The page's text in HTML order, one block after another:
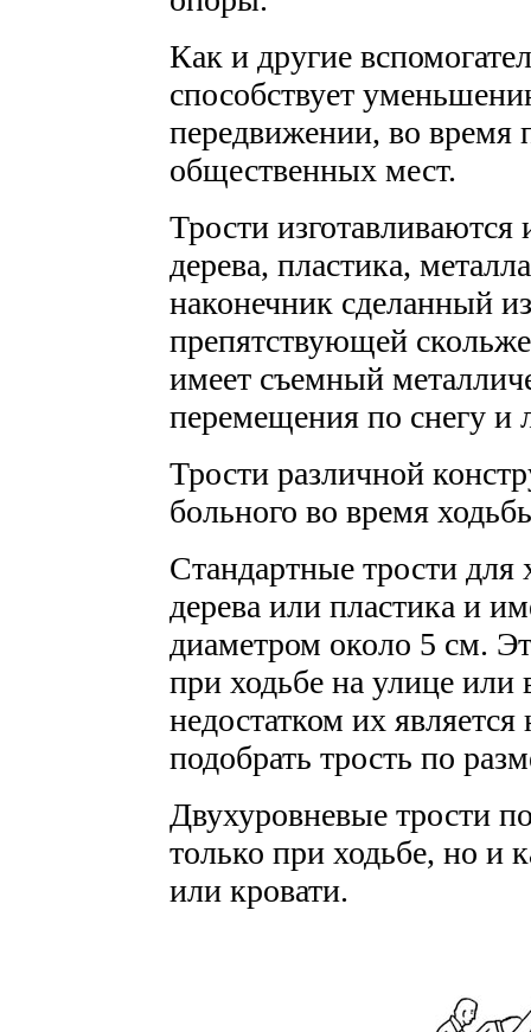
Как и другие
способствует
передвижении, во время
общественных мест.
Трости
дерева, пластика,
наконечник сделанный
препятствующей
имеет съемный
перемещения по снегу и
Трости различной
больного во время
Стандартные трости для
дерева или пластика и
диаметром около 5 см.
при ходьбе на улице
недостатком их
подобрать трость по
Двухуровневые трости
только при ходьбе, но и
или кровати.